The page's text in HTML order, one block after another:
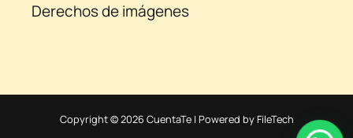
Derechos de imágenes
Copyright © 2026 CuentaTe | Powered by FileTech